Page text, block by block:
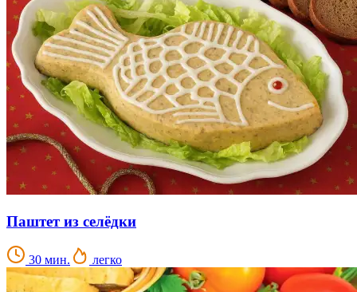
Паштет из селёдки
30 мин. легко